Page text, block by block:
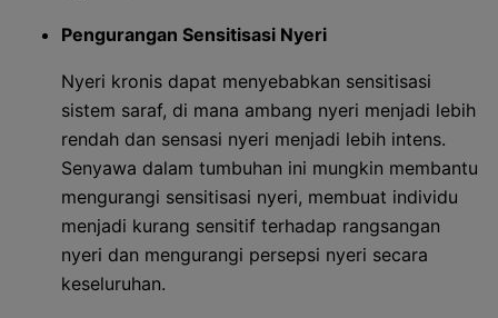
Pengurangan Sensitisasi Nyeri
Nyeri kronis dapat menyebabkan sensitisasi
sistem saraf, di mana ambang nyeri menjadi lebih
rendah dan sensasi nyeri menjadi lebih intens.
Senyawa dalam tumbuhan ini mungkin membantu
mengurangi sensitisasi nyeri, membuat individu
menjadi kurang sensitif terhadap rangsangan
nyeri dan mengurangi persepsi nyeri secara
keseluruhan.